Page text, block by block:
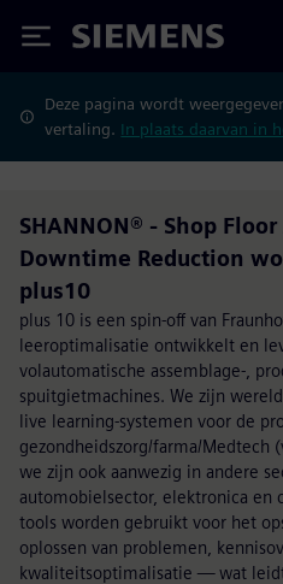
Siemens
Deze pagina wordt
vertaling. In plaats daarvan in
SHANNON® - Shop
Downtime Reduction
plus10
plus 10 is een spin-off van
leeroptimalisatie ontwikkelt en
volautomatische assemblage-,
spuitgietmachines. We zijn
live learning-systemen voor de
gezondheidszorg/farma/Medtech
we zijn ook aanwezig in andere
automobielsector, elektronica en
tools worden gebruikt voor het
oplossen van problemen,
kwaliteitsoptimalisatie — wat leidt